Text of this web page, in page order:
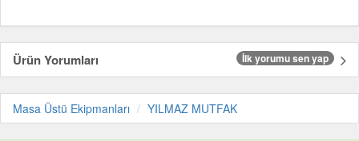
Ürün Yorumları İlk yorumu sen yap
Masa Üstü Ekipmanları YILMAZ MUTFAK